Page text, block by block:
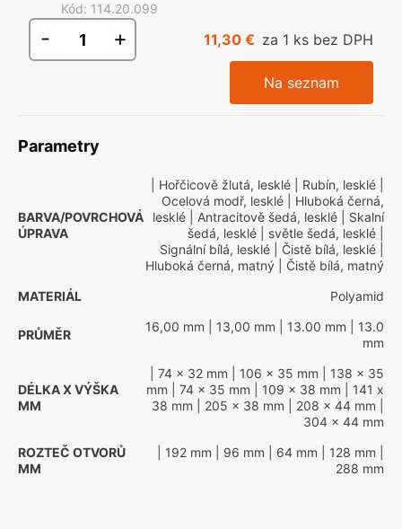
Kód: 114.20.099
- + 11,30 € za 1 ks bez DPH
Na seznam
Parametry
BARVA/POVRCHOVÁ
ÚPRAVA
| Hořčicově žlutá, lesklé | Rubín, lesklé
Ocelová modř, lesklé | Hluboká černá,
lesklé | Antracitově šedá, lesklé | Skalní
šedá, lesklé | světle šedá, lesklé
Signální bílá, lesklé | Čistě bílá, lesklé
Hluboká černá, matný | Čistě bílá, matný
MATERIÁL
Polyamid
PRŮMĚR
16,00 mm | 13,00 mm | 13.00 mm | 13.0
mm
DÉLKA X VÝŠKA
MM
| 74 x 32 mm | 106 x 35 mm | 138 x 35
mm | 74 x 35 mm | 109 x 38 mm | 141 x
38 mm | 205 x 38 mm | 208 x 44 mm
304 x 44 mm
ROZTEČ OTVORŮ
MM
| 192 mm | 96 mm | 64 mm | 128 mm
288 mm